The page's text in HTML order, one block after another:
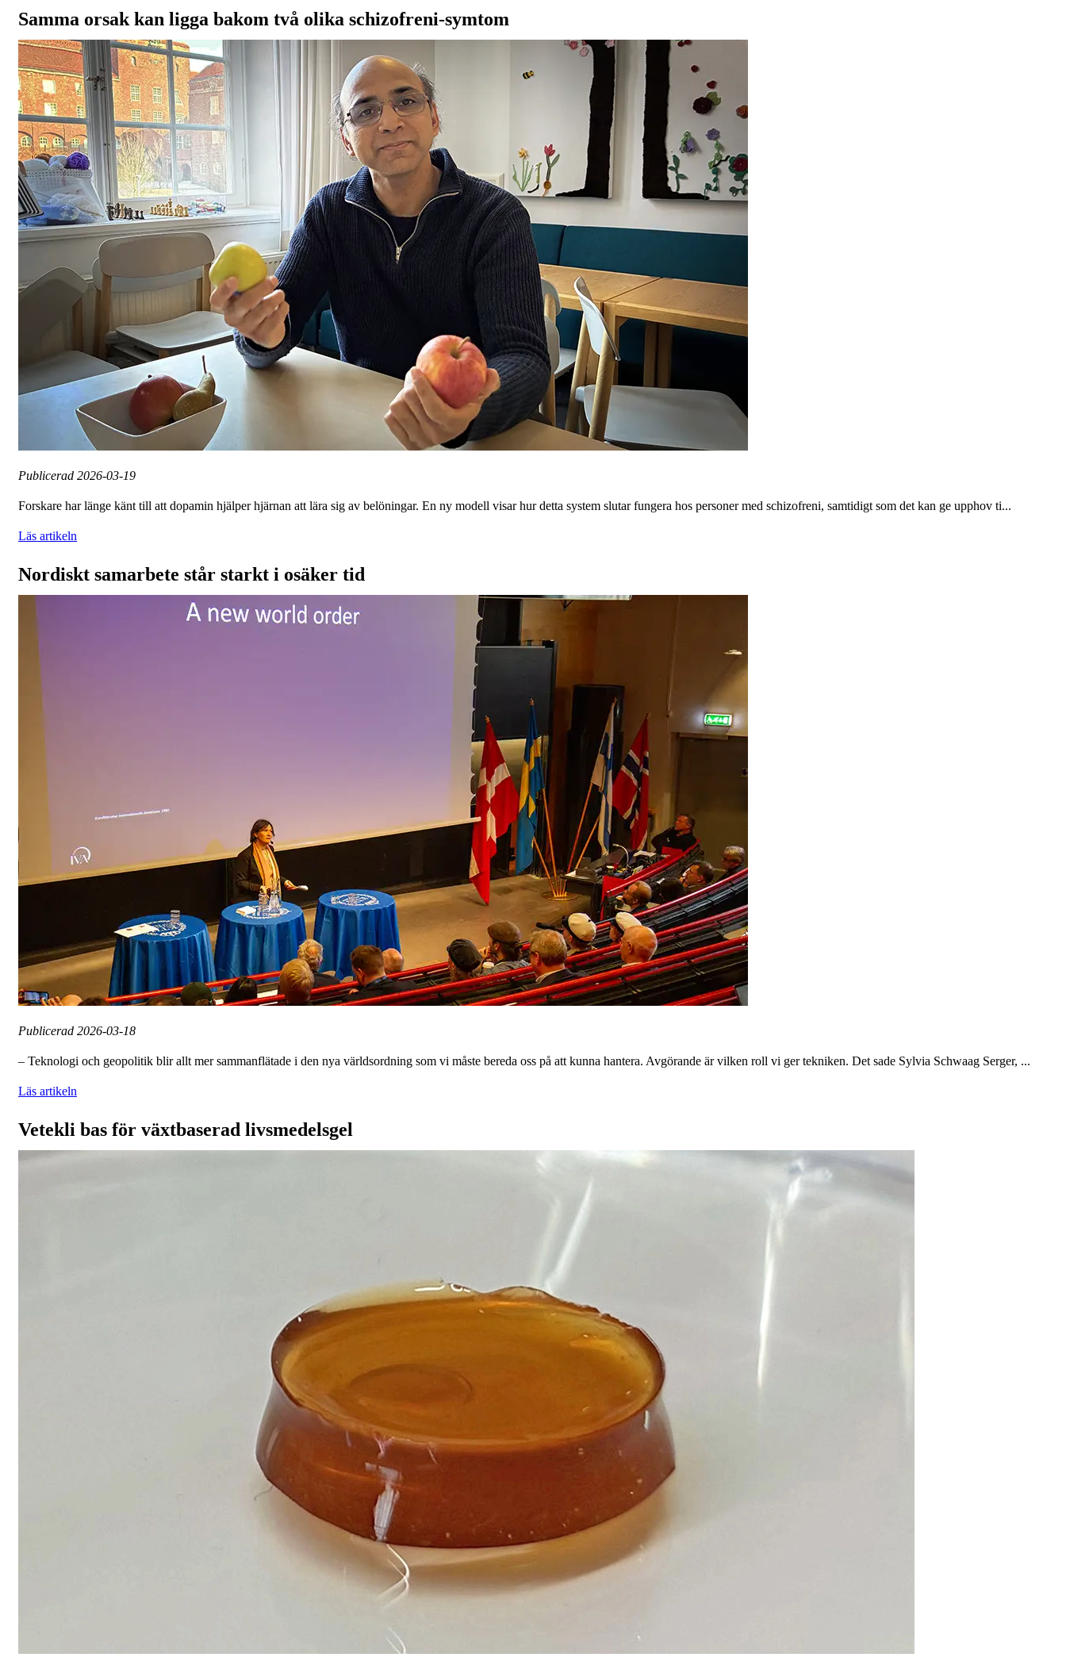
Samma orsak kan ligga bakom två olika schizofreni-symtom
Publicerad 2026-03-19
Forskare har länge känt till att dopamin hjälper hjärnan att lära sig av belöningar. En ny modell visar hur detta system slutar fungera hos personer med schizofreni, samtidigt som det kan ge upphov ti...
Läs artikeln
Nordiskt samarbete står starkt i osäker tid
Publicerad 2026-03-18
– Teknologi och geopolitik blir allt mer sammanflätade i den nya världsordning som vi måste bereda oss på att kunna hantera. Avgörande är vilken roll vi ger tekniken. Det sade Sylvia Schwaag Serger, ...
Läs artikeln
Vetekli bas för växtbaserad livsmedelsgel